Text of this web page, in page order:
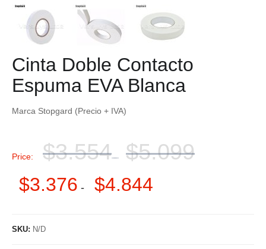
Cinta Doble Contacto
Espuma EVA Blanca
Marca Stopgard (Precio + IVA)
Price: $3.554– $5.099
$3.376 - $4.844
SKU: N/D